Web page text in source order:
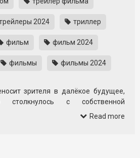
2024 триллер
фильм фильм 2024
фильмы фильмы 2024
зрителя в далёкое будущее,
столкнулось с собственной
Уже почти 30 лет аналитик
Read more